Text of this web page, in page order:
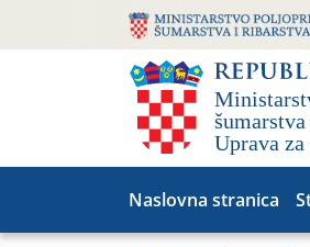
Naslovna stranica